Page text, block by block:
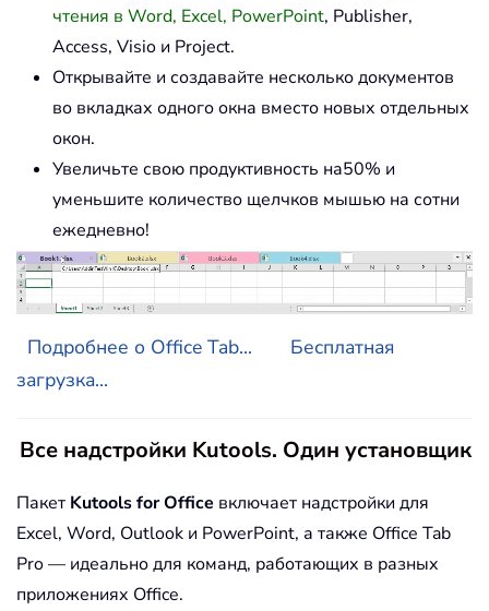
чтения в Word, Excel, PowerPoint, Publisher,
Access, Visio и Project.
Открывайте и создавайте несколько документов
во вкладках одного окна вместо новых отдельных
окон.
Увеличьте свою продуктивность на50% и
уменьшите количество щелчков мышью на сотни
ежедневно!
Подробнее о Office Tab...
Бесплатная
загрузка...
Все надстройки Kutools. Один установщик
Пакет Kutools for Office включает надстройки для
Excel, Word, Outlook и PowerPoint, а также Office Tab
Pro — идеально для команд, работающих в разных
приложениях Office.